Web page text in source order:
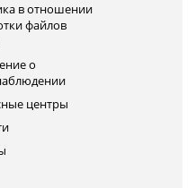
в отношении
файлов
о
центры